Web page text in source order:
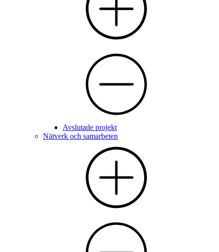
Avslutade projekt
Nätverk och samarbeten